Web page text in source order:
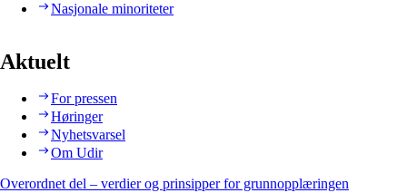
Nasjonale minoriteter
Aktuelt
For pressen
Høringer
Nyhetsvarsel
Om Udir
Overordnet del – verdier og prinsipper for grunnopplæringen